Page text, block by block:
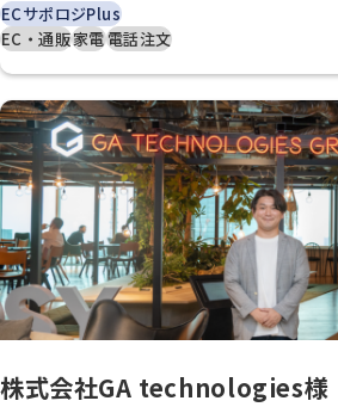
ECサポロジPlus
EC・通販家電電話注文
株式会社GA technologies様